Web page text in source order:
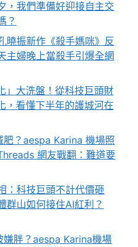
，我們準備好迎接自主交
？
曉振新作《殺手媽咪》反
主婦晚上當殺手引爆全網
」大洗盤！從科技巨頭財
，看懂下半年的護城河在
肥？aespa Karina 機場照
網友戰翻：難道要
：科技巨頭不計代價砸
群山如何接住AI紅利？
嫌胖？aespa Karina機場